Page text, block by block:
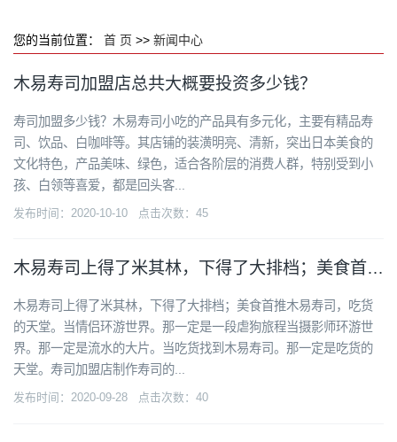
您的当前位置： 首 页 >> 新闻中心
木易寿司加盟店总共大概要投资多少钱？
寿司加盟多少钱？木易寿司小吃的产品具有多元化，主要有精品寿
司、饮品、白咖啡等。其店铺的装潢明亮、清新，突出日本美食的
文化特色，产品美味、绿色，适合各阶层的消费人群，特别受到小
孩、白领等喜爱，都是回头客...
发布时间：2020-10-10 点击次数：45
木易寿司上得了米其林，下得了大排档；美食首推木易寿司，吃货的天堂。
木易寿司上得了米其林，下得了大排档；美食首推木易寿司，吃货
的天堂。当情侣环游世界。那一定是一段虐狗旅程当摄影师环游世
界。那一定是流水的大片。当吃货找到木易寿司。那一定是吃货的
天堂。寿司加盟店制作寿司的...
发布时间：2020-09-28 点击次数：40